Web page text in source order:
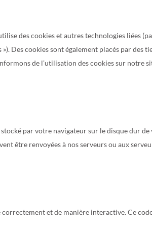
des cookies et autres technologies liées
Des cookies sont également placés par des
de l’utilisation des cookies sur notre
par votre navigateur sur le disque dur
être renvoyées à nos serveurs ou aux
et de manière interactive. Ce